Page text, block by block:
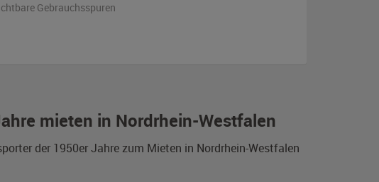
mieten in Nordrhein-Westfalen
der 1950er Jahre zum Mieten in Nordrhein-Westfalen
Gebrauchsspuren